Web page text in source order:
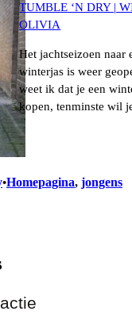
TUMBLE ‘N DRY |
OLIVIA
Het jachtseizoen naar
winterjas is weer
weet ik dat je een
kopen, tenminste wil
•Homepagina, jongens